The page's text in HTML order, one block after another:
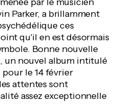
Parker, a brillamment
ces
qu'il en est désormais
Bonne nouvelle
un nouvel album intitulé
pour le 14 février
attentes sont
assez exceptionnelle